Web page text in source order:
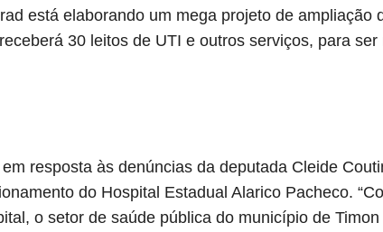
está elaborando um mega projeto de ampliação
30 leitos de UTI e outros serviços, para
resposta às denúncias da deputada Cleide
do Hospital Estadual Alarico Pacheco.
o setor de saúde pública do município de